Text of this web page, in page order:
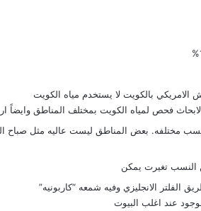
الامريكي بالكويت لا يستخدم مياه الكويت
فحص لمياه الكويت بمختلف المناطق
مختلفه. بعض المناطق ليست عاليه مثل
النسب تغيرت يمكن
الانجليزي وفيه شمعه “كاربونيه”
عند اغلب البيوت